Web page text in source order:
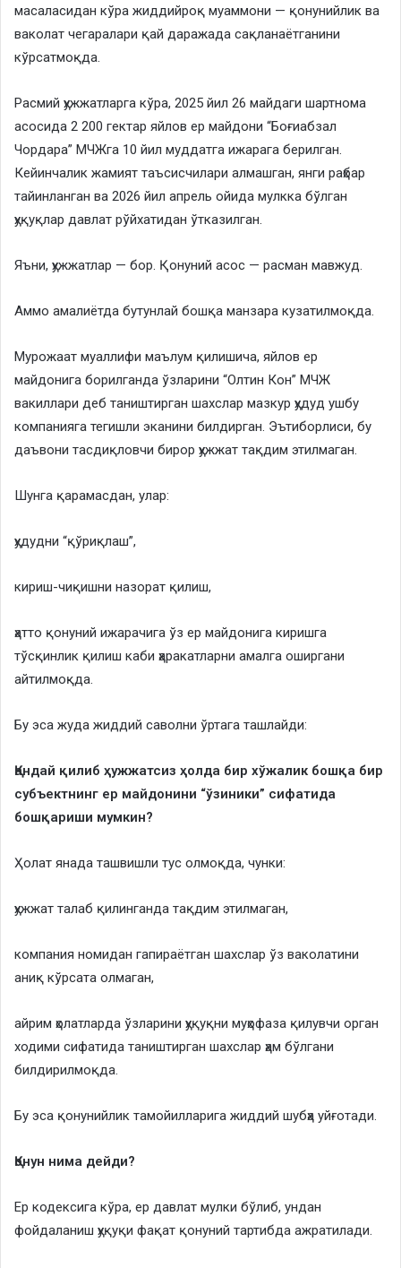
масаласидан кўра жиддийроқ муаммони — қонунийлик ва
ваколат чегаралари қай даражада сақланаётганини
кўрсатмоқда.
Расмий ҳужжатларга кўра, 2025 йил 26 майдаги шартнома
асосида 2 200 гектар яйлов ер майдони “Боғиабзал
Чордара” МЧЖга 10 йил муддатга ижарага берилган.
Кейинчалик жамият таъсисчилари алмашган, янги раҳбар
тайинланган ва 2026 йил апрель ойида мулкка бўлган
ҳуқуқлар давлат рўйхатидан ўтказилган.
Яъни, ҳужжатлар — бор. Қонуний асос — расман мавжуд.
Аммо амалиётда бутунлай бошқа манзара кузатилмоқда.
Мурожаат муаллифи маълум қилишича, яйлов ер
майдонига борилганда ўзларини “Олтин Кон” МЧЖ
вакиллари деб таништирган шахслар мазкур ҳудуд ушбу
компанияга тегишли эканини билдирган. Эътиборлиси, бу
даъвони тасдиқловчи бирор ҳужжат тақдим этилмаган.
Шунга қарамасдан, улар:
ҳудудни “қўриқлаш”,
кириш-чиқишни назорат қилиш,
ҳатто қонуний ижарачига ўз ер майдонига киришга
тўсқинлик қилиш каби ҳаракатларни амалга оширгани
айтилмоқда.
Бу эса жуда жиддий саволни ўртага ташлайди:
Қандай қилиб ҳужжатсиз ҳолда бир хўжалик бошқа бир
субъектнинг ер майдонини “ўзиники” сифатида
бошқариши мумкин?
Ҳолат янада ташвишли тус олмоқда, чунки:
ҳужжат талаб қилинганда тақдим этилмаган,
компания номидан гапираётган шахслар ўз ваколатини
аниқ кўрсата олмаган,
айрим ҳолатларда ўзларини ҳуқуқни муҳофаза қилувчи орган
ходими сифатида таништирган шахслар ҳам бўлгани
билдирилмоқда.
Бу эса қонунийлик тамойилларига жиддий шубҳа уйғотади.
Қонун нима дейди?
Ер кодексига кўра, ер давлат мулки бўлиб, ундан
фойдаланиш ҳуқуқи фақат қонуний тартибда ажратилади.